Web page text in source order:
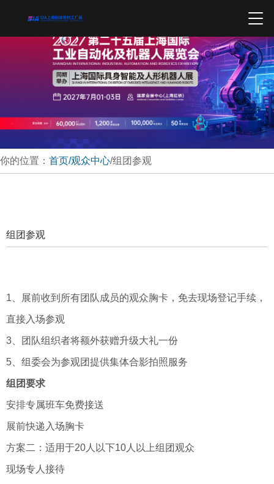
你的位置： 首页/观众中心/组团参观
组团参观
1、展前收到所有团队成员的观众胸卡，免去现场登记手续，
直接入场参观
3、团队组织者将额外获赠升级大礼一份
5、组委会为参观团提供集体合影拍照服务
组团要求
安排专属班车免费接送
展前快递入场胸卡
方案二：适用于20人以下10人以上组团观众
现场专人接待